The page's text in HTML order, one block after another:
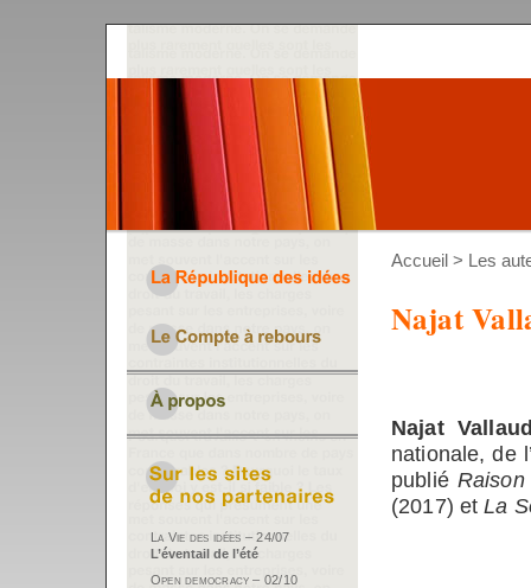
Accueil > Les
Najat
Najat
nationale, de
publié
(2017) etLa
La Vie des idées – 24/07
L’éventail de l’été
Open democracy – 02/10